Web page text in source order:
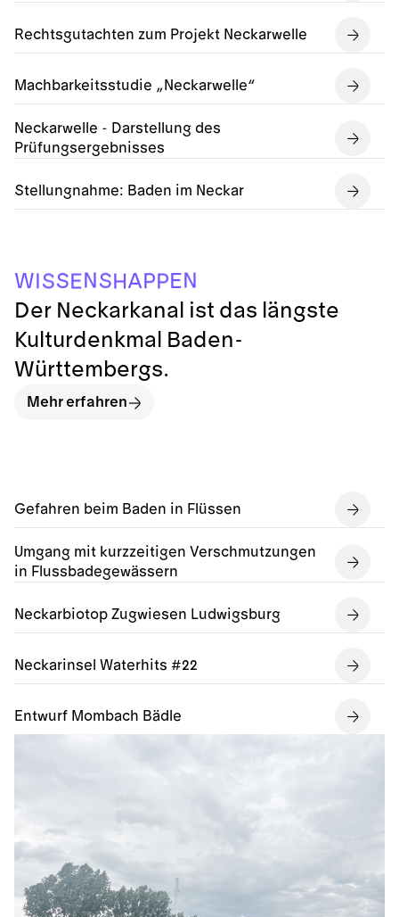
Rechtsgutachten zum Projekt Neckarwelle
Machbarkeitsstudie „Neckarwelle“
Neckarwelle - Darstellung des
Prüfungsergebnisses
Stellungnahme: Baden im Neckar
Gefahren beim Baden in Flüssen
Umgang mit kurzzeitigen Verschmutzungen
in Flussbadegewässern
Neckarbiotop Zugwiesen Ludwigsburg
Neckarinsel Waterhits #22
Entwurf Mombach Bädle
WISSENSHAPP EN
Der Neckarkanal ist das längste
Kulturdenkmal Baden-
Württembergs.
Mehr erfahren